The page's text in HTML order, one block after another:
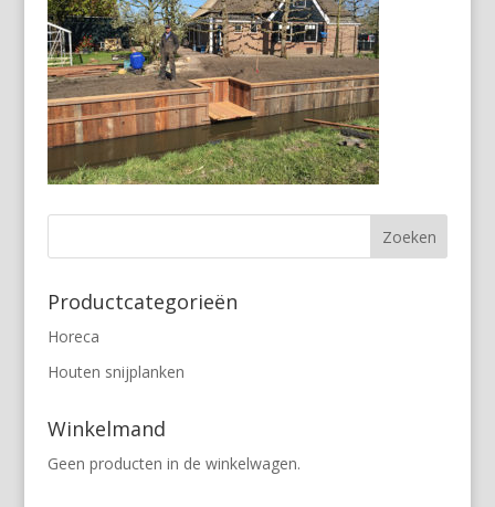
Productcategorieën
Horeca
Houten snijplanken
Winkelmand
Geen producten in de winkelwagen.